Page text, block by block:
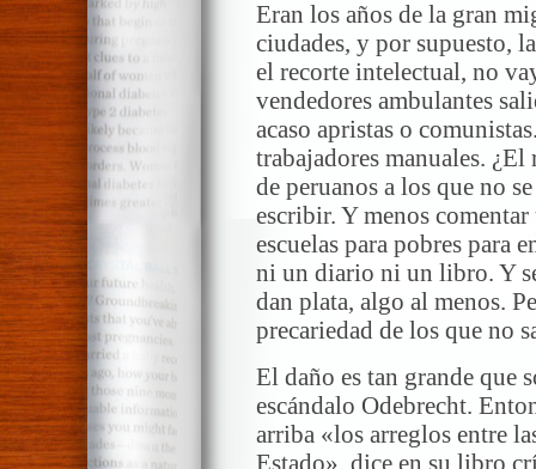
Eran los años de la gran
ciudades, y por supuesto,
el recorte intelectual, no
vendedores ambulantes
acaso apristas o
trabajadores manuales.
de peruanos a los que no
escribir. Y menos
escuelas para pobres para
ni un diario ni un libro. Y
dan plata, algo al menos.
precariedad de los que no
El daño es tan grande que
escándalo Odebrecht.
arriba «los arreglos entre
Estado», dice en su libro